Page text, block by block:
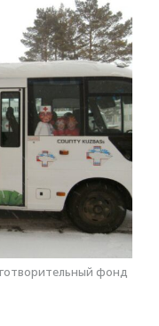
фонд